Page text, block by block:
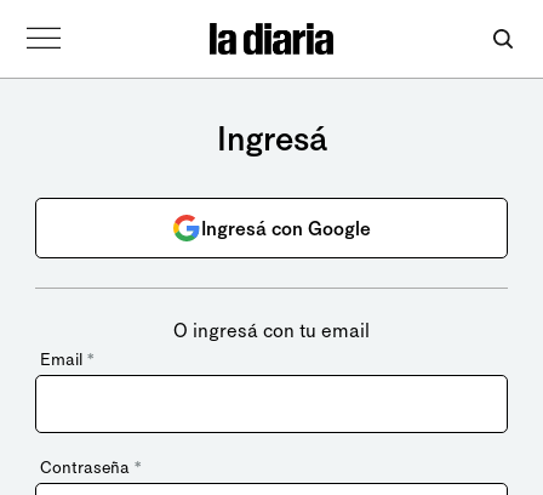
Ingresá
Ingresá con Google
O ingresá con tu email
Email *
Contraseña *